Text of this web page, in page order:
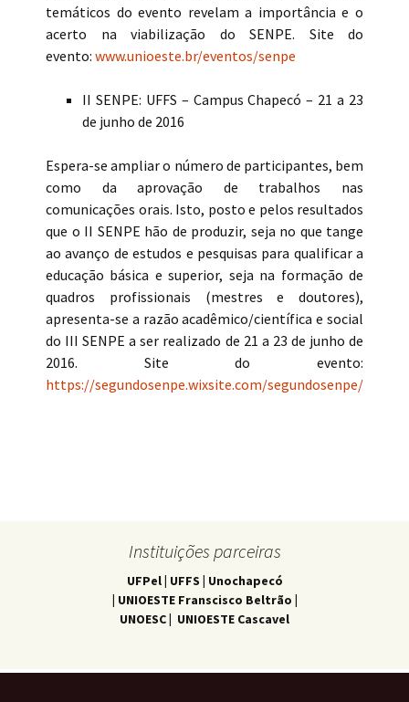
temáticos do evento revelam a importância e o
acerto na viabilização do SENPE. Site do
evento: www.unioeste.br/eventos/senpe
II SENPE: UFFS – Campus Chapecó – 21 a 23
de junho de 2016
Espera-se ampliar o número de participantes, bem
como da aprovação de trabalhos nas
comunicações orais. Isto, posto e pelos resultados
que o II SENPE hão de produzir, seja no que tange
ao avanço de estudos e pesquisas para qualificar a
educação básica e superior, seja na formação de
quadros profissionais (mestres e doutores),
apresenta-se a razão acadêmico/científica e social
do III SENPE a ser realizado de 21 a 23 de junho de
2016. Site do evento:
https://segundosenpe.wixsite.com/segundosenpe/
Instituições parceiras
UFPel | UFFS | Unochapecó
| UNIOESTE Franscisco Beltrão |
UNOESC | UNIOESTE Cascavel